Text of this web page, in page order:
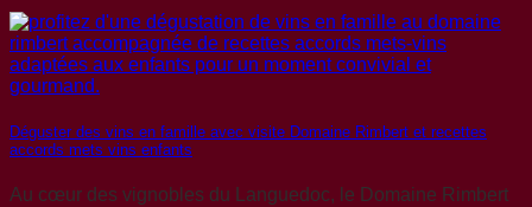
Déguster des vins en famille avec visite Domaine Rimbert et recettes
accords mets vins enfants
Au cœur des vignobles du Languedoc, le Domaine Rimbert